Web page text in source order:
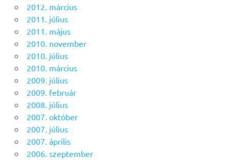
2012. március
2011. július
2011. május
2010. november
2010. július
2010. március
2009. július
2009. február
2008. július
2007. október
2007. július
2007. április
2006. szeptember